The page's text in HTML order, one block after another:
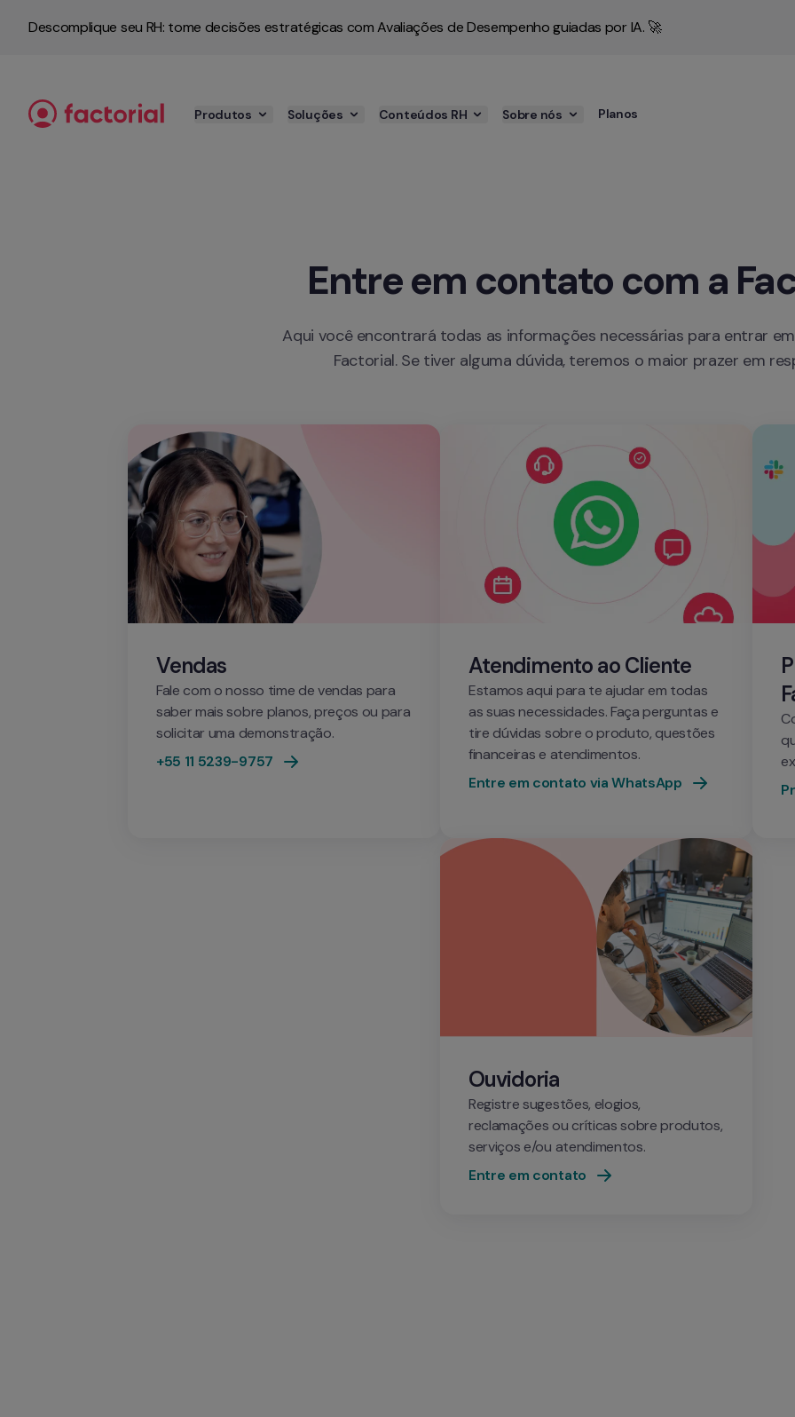
Descomplique seu RH: tome decisões estratégicas com Avaliações de Desempenho guiadas por IA. 🚀
Produtos Soluções Conteúdos RH Sobre nós Planos
Entre em contato com a
Aqui você encontrará todas as informações necessárias para entrar
Factorial. Se tiver alguma dúvida, teremos o maior prazer em
Vendas
Fale com o nosso time de vendas para
saber mais sobre planos, preços ou para
solicitar uma demonstração.
+55 11 5239-9757
Atendimento ao Cliente
Estamos aqui para te ajudar em todas
as suas necessidades. Faça perguntas e
tire dúvidas sobre o produto, questões
financeiras e atendimentos.
Entre em contato via WhatsApp
Ouvidoria
Registre sugestões, elogios,
reclamações ou críticas sobre produtos,
serviços e/ou atendimentos.
Entre em contato